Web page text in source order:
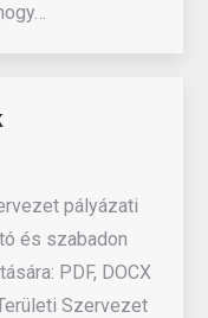
pályázati
és szabadon
PDF, DOCX
Szervezet